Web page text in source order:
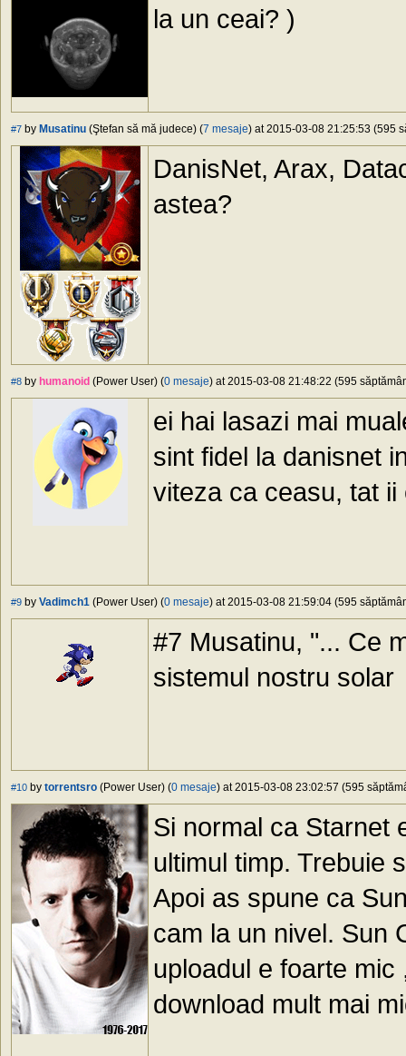
la un ceai? )
#7 by Musatinu (Ştefan să mă judece) (7 mesaje) at 2015-03-08 21:25:53 (595
DanisNet, Arax,
astea?
#8 by humanoid (Power User) (0 mesaje) at 2015-03-08 21:48:22 (595
ei hai lasazi mai
sint fidel la danisnet
viteza ca ceasu, tat ii
#9 by Vadimch1 (Power User) (0 mesaje) at 2015-03-08 21:59:04 (595
#7 Musatinu, "... Ce
sistemul nostru solar
#10 by torrentsro (Power User) (0 mesaje) at 2015-03-08 23:02:57 (595
Si normal ca Starnet
ultimul timp. Trebuie
Apoi as spune ca
cam la un nivel. Sun
uploadul e foarte
download mult mai